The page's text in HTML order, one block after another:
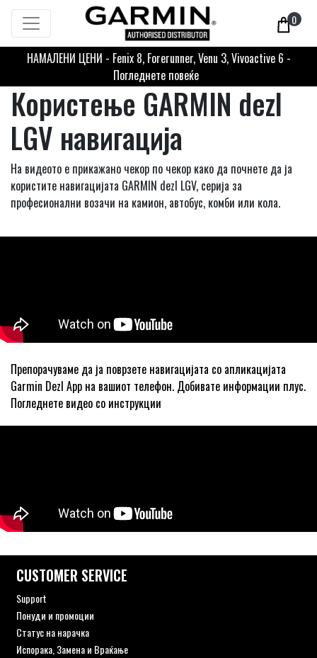
0
НАМАЛЕНИ ЦЕНИ - Fenix 8, Forerunner, Venu 3, Vivoactive 6 -
Погледнете повеќе
Користење GARMIN dezl
LGV навигација
На видеото е прикажано чекор по чекор како да почнете да ја
користите навигацијата GARMIN dezl LGV, серија за
професионални возачи на камион, автобус, комби или кола.
Препорачуваме да ја поврзете навигацијата со апликацијата
Garmin Dezl App на вашиот телефон. Добивате информации плус.
Погледнете видео со инструкции
CUSTOMER SERVICE
Support
Понуди и промоции
Статус на нарачка
Испорака, Замена и Враќање